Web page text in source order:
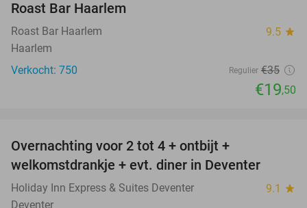
Roast Bar Haarlem
Roast Bar Haarlem 9.5 star
Haarlem
Verkocht: 750
Regulier €35
€19,50
Overnachting voor 2 tot 4 + ontbijt +
welkomstdrankje + evt. diner in Deventer
Holiday Inn Express & Suites Deventer 9.1 star
Deventer